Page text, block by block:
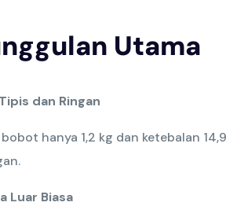
Utama
dan Ringan
hanya 1,2 kg dan ketebalan
Luar Biasa